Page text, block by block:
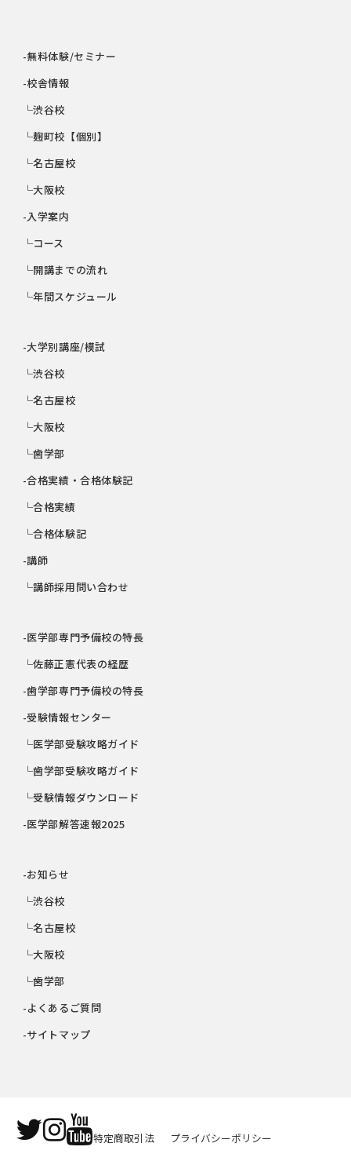
-無料体験/セミナー
-校舎情報
└渋谷校
└麹町校【個別】
└名古屋校
└大阪校
-入学案内
└コース
└開講までの流れ
└年間スケジュール
-大学別講座/模試
└渋谷校
└名古屋校
└大阪校
└歯学部
-合格実績・合格体験記
└合格実績
└合格体験記
-講師
└講師採用問い合わせ
-医学部専門予備校の特長
└佐藤正憲代表の経歴
-歯学部専門予備校の特長
-受験情報センター
└医学部受験攻略ガイド
└歯学部受験攻略ガイド
└受験情報ダウンロード
-医学部解答速報2025
-お知らせ
└渋谷校
└名古屋校
└大阪校
└歯学部
-よくあるご質問
-サイトマップ
特定商取引法 プライバシーポリシー